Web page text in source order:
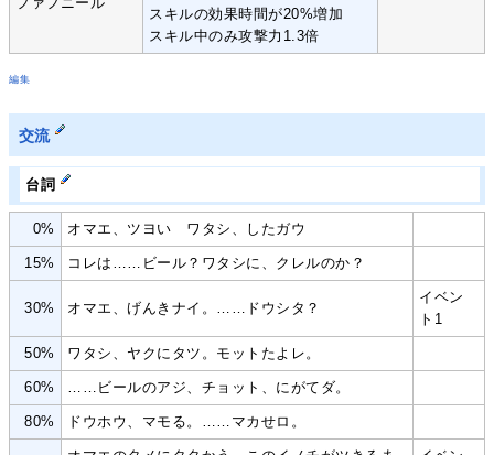
スキルの効果時間が20%増加
スキル中のみ攻撃力1.3倍
編集
交流
台詞
0% オマエ、ツヨい ワタシ、したガウ
15% コレは……ビール？ワタシに、クレルのか？
30% オマエ、げんきナイ。……ドウシタ？
イベン
ト1
50% ワタシ、ヤクにタツ。モットたよレ。
60% ……ビールのアジ、チョット、にがてダ。
80% ドウホウ、マモる。……マカせロ。